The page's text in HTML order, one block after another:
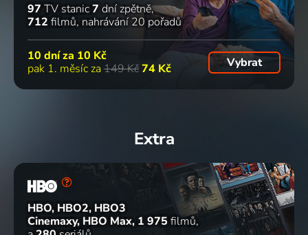
97 TV stanic7 dní zpětně
712 filmů nahrávání 20 pořadů
10 dní za 10 Kč
pak 1. měsíc za 149 Kč74 Kč Vybrat
Extra
HBO, HBO2, HBO3
Cinemaxy, HBO Max 1 975 filmů